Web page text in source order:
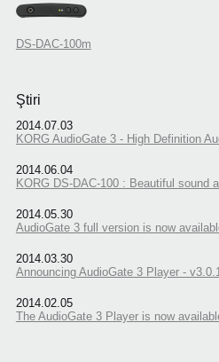
DS-DAC-100m
Ştiri
2014.07.03
KORG AudioGate 3 - High Definition
2014.06.04
KORG DS-DAC-100 : Beautiful sound
2014.05.30
AudioGate 3 full version is now
2014.03.30
Announcing AudioGate 3 Player -
2014.02.05
The AudioGate 3 Player is now